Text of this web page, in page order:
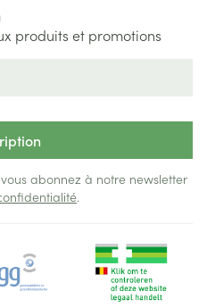
produits et promotions
abonnez à notre newsletter
.